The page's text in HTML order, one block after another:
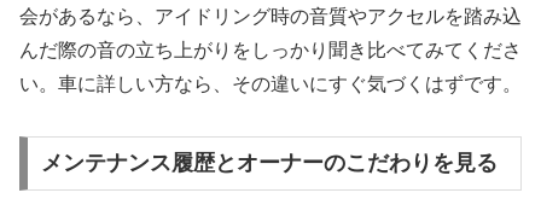
会があるなら、アイドリング時の音質やアクセルを踏み込
んだ際の音の立ち上がりをしっかり聞き比べてみてくださ
い。車に詳しい方なら、その違いにすぐ気づくはずです。
メンテナンス履歴とオーナーのこだわりを見る